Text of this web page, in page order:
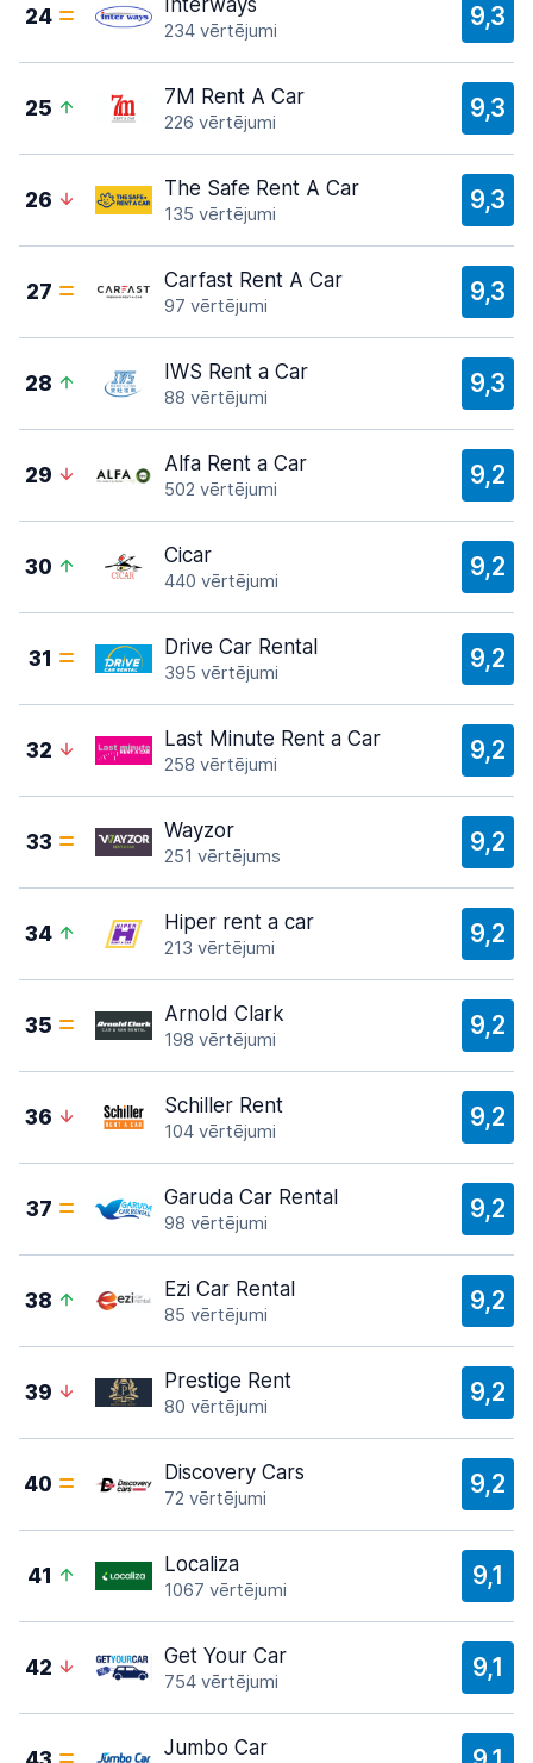
24 Interways
234 vērtējumi 9,3
25 7M Rent A Car
226 vērtējumi 9,3
26 The Safe Rent A Car
135 vērtējumi 9,3
27 Carfast Rent A Car
97 vērtējumi 9,3
28 IWS Rent a Car
88 vērtējumi 9,3
29 Alfa Rent a Car
502 vērtējumi 9,2
30 Cicar
440 vērtējumi 9,2
31 Drive Car Rental
395 vērtējumi 9,2
32 Last Minute Rent a Car
258 vērtējumi 9,2
33 Wayzor
251 vērtējums 9,2
34 Hiper rent a car
213 vērtējumi 9,2
35 Arnold Clark
198 vērtējumi 9,2
36 Schiller Rent
104 vērtējumi 9,2
37 Garuda Car Rental
98 vērtējumi 9,2
38 Ezi Car Rental
85 vērtējumi 9,2
39 Prestige Rent
80 vērtējumi 9,2
40 Discovery Cars
72 vērtējumi 9,2
41 Localiza
1067 vērtējumi 9,1
42 Get Your Car
754 vērtējumi 9,1
Jumbo Car